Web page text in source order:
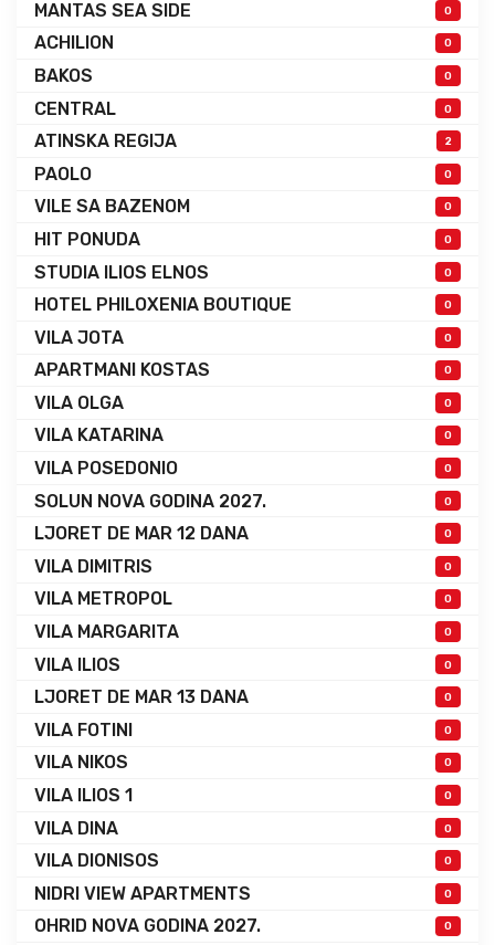
MANTAS SEA SIDE 0
ACHILION 0
BAKOS 0
CENTRAL 0
ATINSKA REGIJA 2
PAOLO 0
VILE SA BAZENOM 0
HIT PONUDA 0
STUDIA ILIOS ELNOS 0
HOTEL PHILOXENIA BOUTIQUE 0
VILA JOTA 0
APARTMANI KOSTAS 0
VILA OLGA 0
VILA KATARINA 0
VILA POSEDONIO 0
SOLUN NOVA GODINA 2027. 0
LJORET DE MAR 12 DANA 0
VILA DIMITRIS 0
VILA METROPOL 0
VILA MARGARITA 0
VILA ILIOS 0
LJORET DE MAR 13 DANA 0
VILA FOTINI 0
VILA NIKOS 0
VILA ILIOS 1 0
VILA DINA 0
VILA DIONISOS 0
NIDRI VIEW APARTMENTS 0
OHRID NOVA GODINA 2027. 0